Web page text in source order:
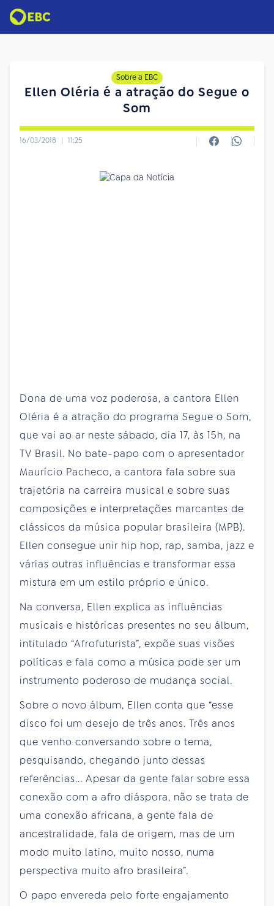
Sobre a EBC
Ellen Oléria é a atração do Segue o
Som
16/03/2018 | 11:25
Dona de uma voz poderosa, a cantora Ellen
Oléria é a atração do programa Segue o Som,
que vai ao ar neste sábado, dia 17, às 15h, na
TV Brasil. No bate-papo com o apresentador
Maurício Pacheco, a cantora fala sobre sua
trajetória na carreira musical e sobre suas
composições e interpretações marcantes de
clássicos da música popular brasileira (MPB).
Ellen consegue unir hip hop, rap, samba, jazz e
várias outras influências e transformar essa
mistura em um estilo próprio e único.
Na conversa, Ellen explica as influências
musicais e históricas presentes no seu álbum,
intitulado “Afrofuturista”, expõe suas visões
políticas e fala como a música pode ser um
instrumento poderoso de mudança social.
Sobre o novo álbum, Ellen conta que “esse
disco foi um desejo de três anos. Três anos
que venho conversando sobre o tema,
pesquisando, chegando junto dessas
referências... Apesar da gente falar sobre essa
conexão com a afro diáspora, não se trata de
uma conexão africana, a gente fala de
ancestralidade, fala de origem, mas de um
modo muito latino, muito nosso, numa
perspectiva muito afro brasileira”.
O papo envereda pelo forte engajamento